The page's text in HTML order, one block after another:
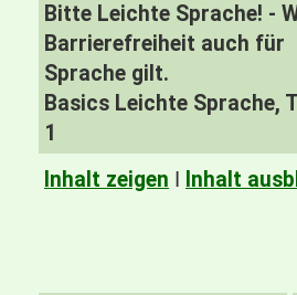
Bitte Leichte Sprache! -
Barrierefreiheit auch für
Sprache gilt.
Basics Leichte Sprache,
1
Inhalt zeigen I Inhalt